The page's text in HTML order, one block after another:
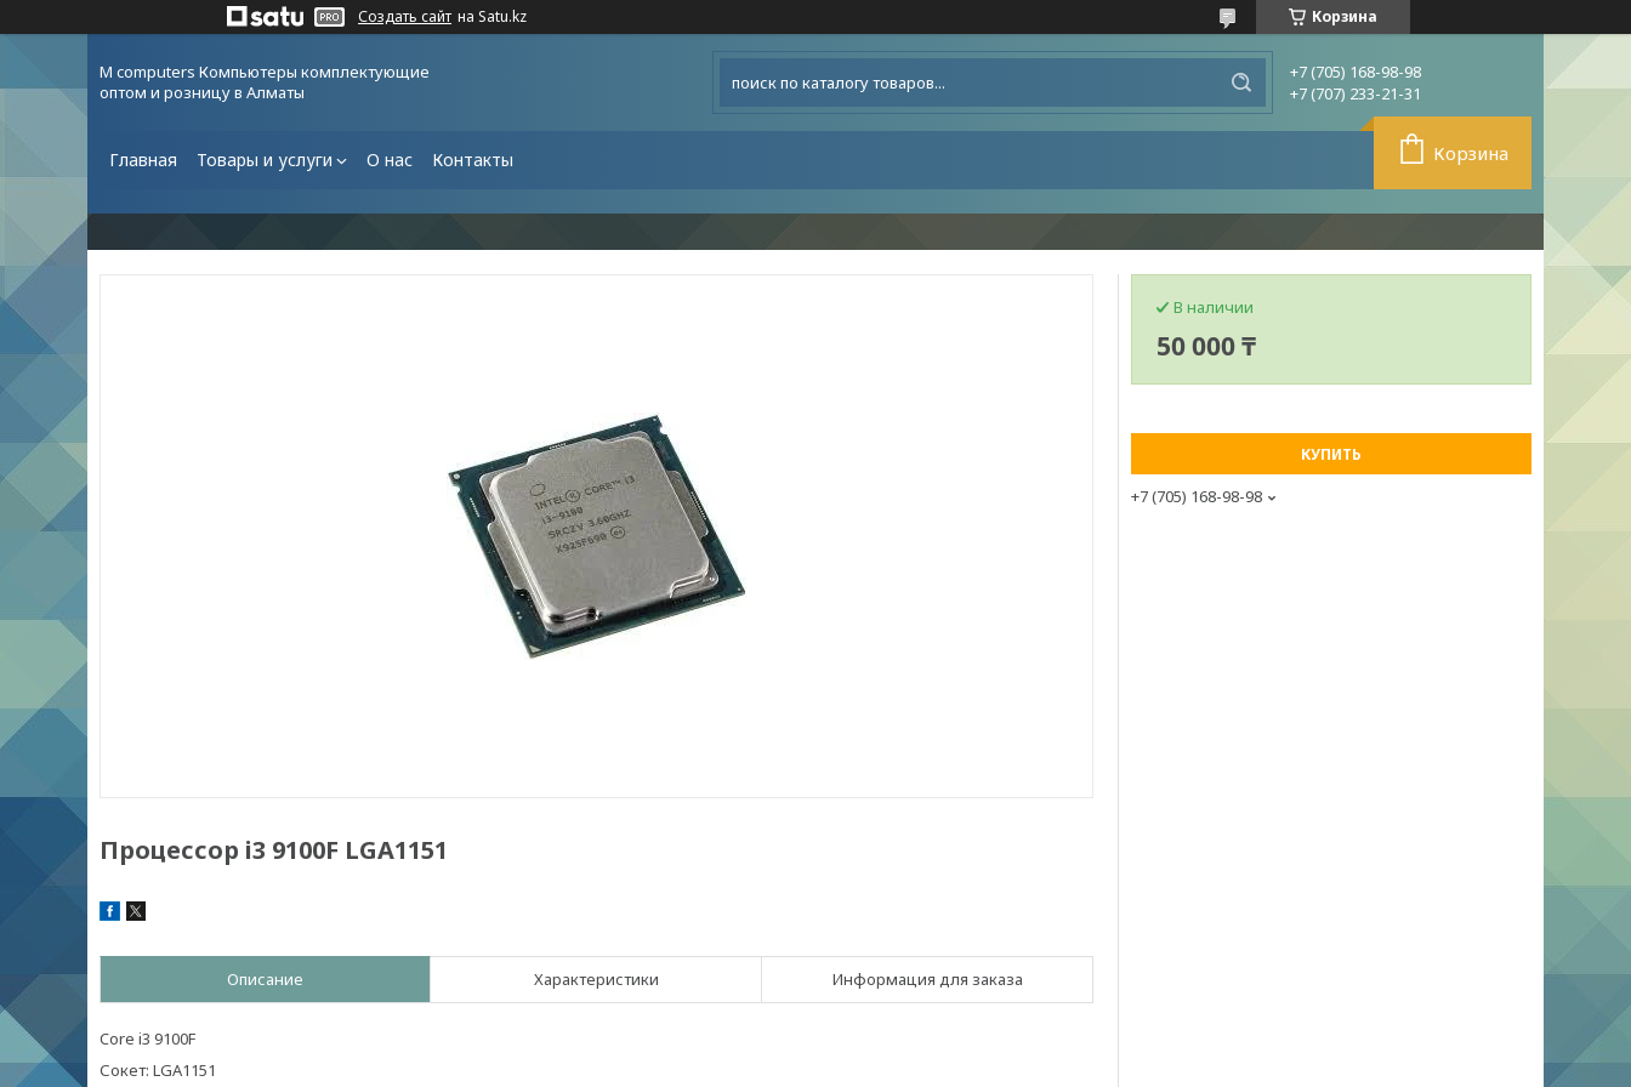
Создать сайт на Satu.kz Корзина
M computers Компьютеры комплектующие
оптом и розницу в Алматы
+7 (705) 168-98-98
+7 (707) 233-21-31
Главная Товары и услуги О нас Контакты Корзина
Процессор i3 9100F LGA1151
Описание Характеристики Информация для заказа
Core i3 9100F
Сокет: LGA1151
В наличии
50 000 ₸
КУПИТЬ
+7 (705) 168-98-98